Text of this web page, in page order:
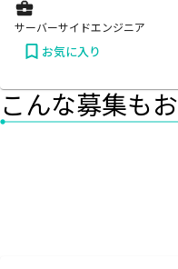
サーバーサイドエンジニア
お気に入り
こんな募集も